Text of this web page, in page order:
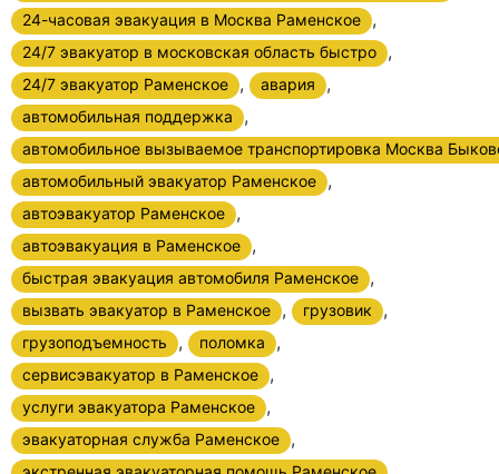
24-часовая эвакуация в Москва Раменское ,
24/7 эвакуатор в московская область быстро ,
24/7 эвакуатор Раменское , авария ,
автомобильная поддержка ,
автомобильное вызываемое транспортировка Москва
автомобильный эвакуатор Раменское
,
автоэвакуатор Раменское ,
автоэвакуация в Раменское ,
быстрая эвакуация автомобиля Раменское ,
вызвать эвакуатор в Раменское , грузовик ,
грузоподъемность , поломка ,
сервисэвакуатор в Раменское ,
услуги эвакуатора Раменское ,
эвакуаторная служба Раменское ,